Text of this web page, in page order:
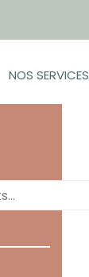
NOS SERVICES